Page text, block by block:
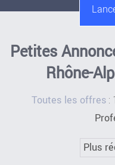
Petites
Rhône-
Toutes les offres :